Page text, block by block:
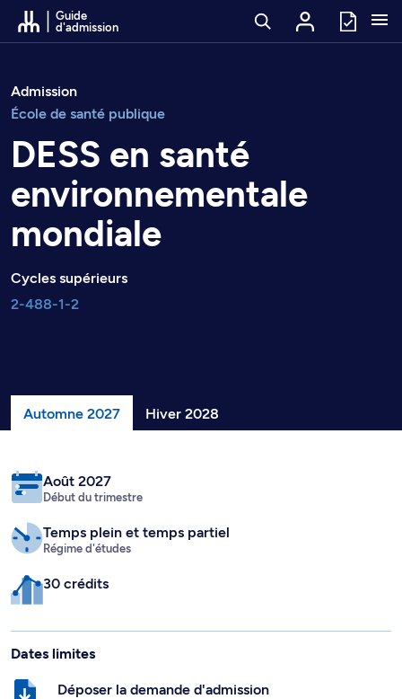
Passer au contenu
Guide
d'admission
Admission
École de santé publique
DESS en santé
environnementale
mondiale
Cycles supérieurs
2-488-1-2
Automne 2027 Hiver 2028
Août 2027
Début du trimestre
Temps plein et temps partiel
Régime d'études
30 crédits
Dates limites
Déposer la demande d'admission